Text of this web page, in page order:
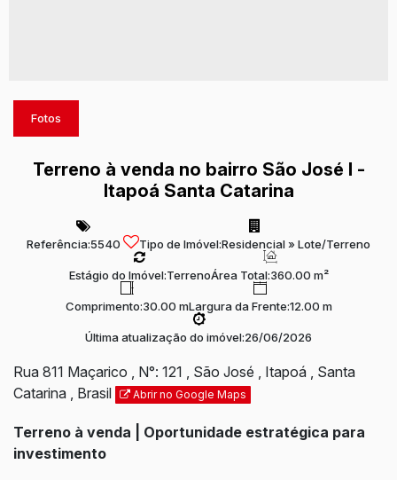
Fotos
Terreno à venda no bairro São José I -
Itapoá Santa Catarina
Referência:5540 Tipo de Imóvel:Residencial» Lote/Terreno
Estágio do Imóvel:TerrenoÁrea Total:360.00 m²
Comprimento:30.00 mLargura da Frente:12.00 m
Última atualização do imóvel:26/06/2026
Rua 811 Maçarico , N°: 121 , São José , Itapoá , Santa
Catarina , Brasil Abrir no Google Maps
Terreno à venda | Oportunidade estratégica para
investimento